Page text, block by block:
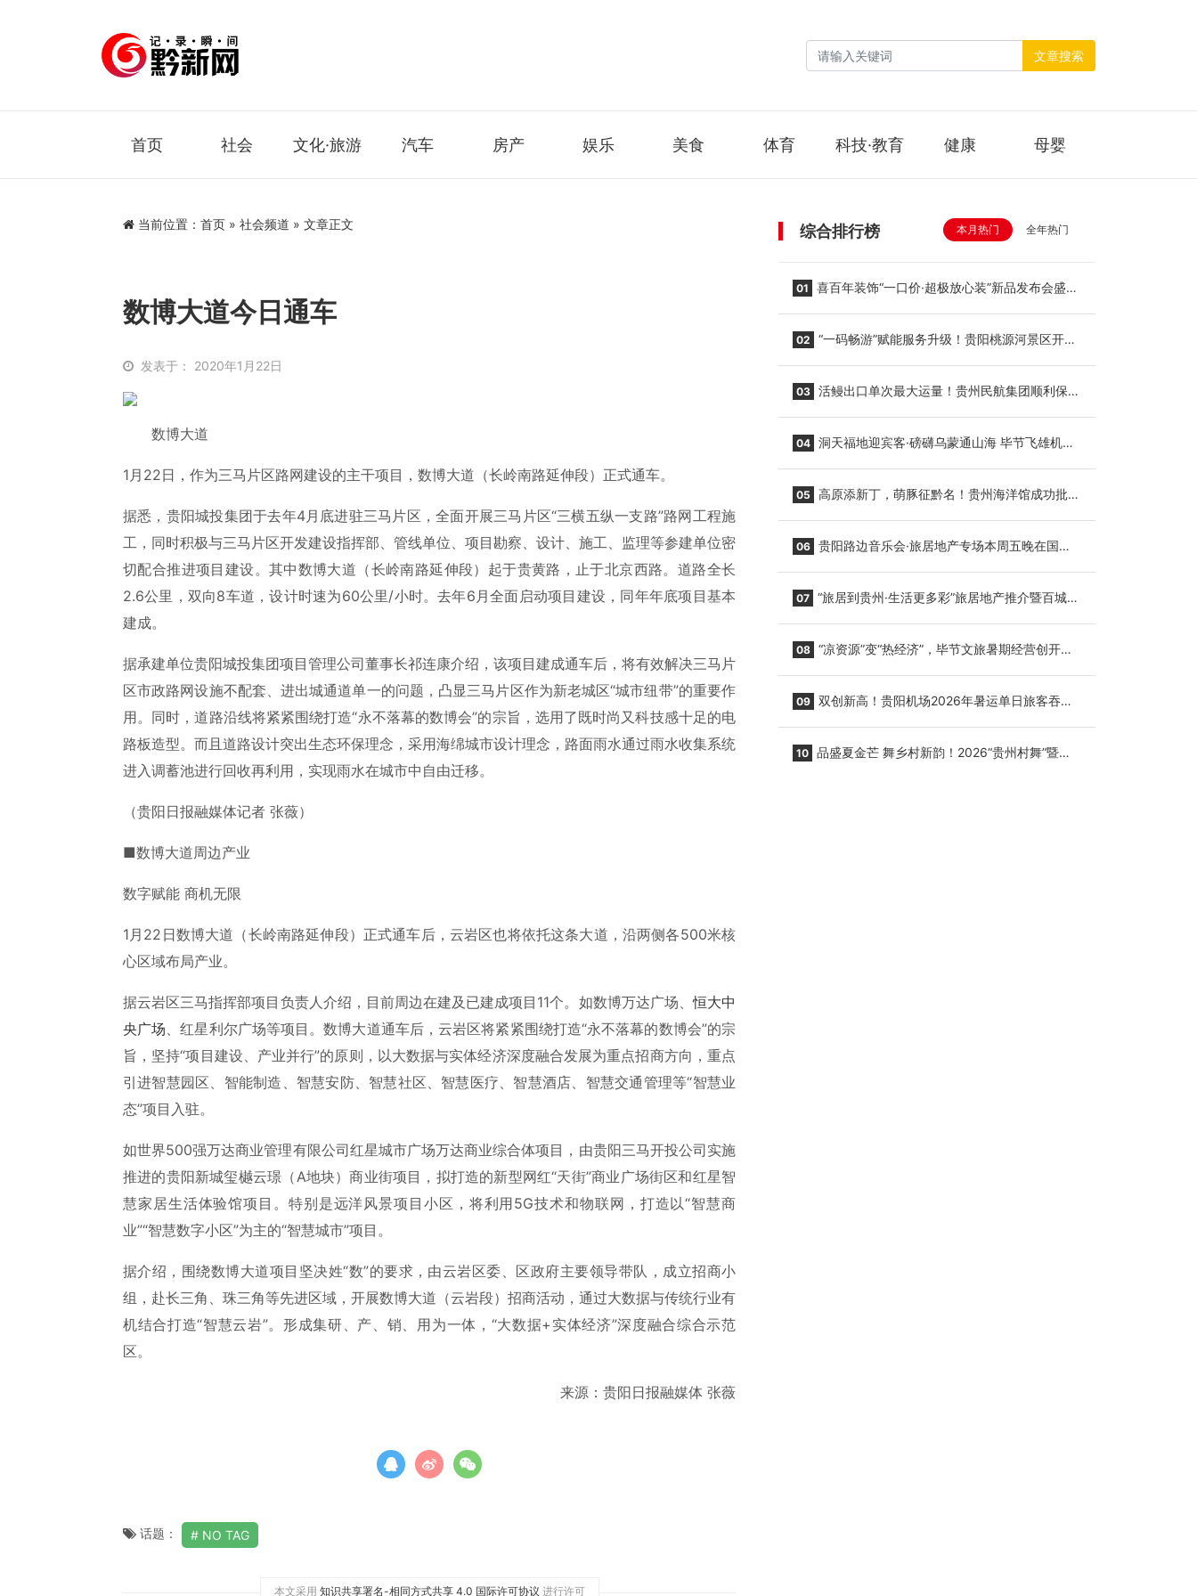
文章搜索
首页 社会 文化·旅游 汽车 房产 娱乐 美食 体育 科技·教育 健康 母婴
当前位置： 首页 » 社会频道 » 文章正文
数博大道今日通车
发表于： 2020年1月22日
数博大道
1月22日，作为三马片区路网建设的主干项目，数博大道（长岭南路延伸段）正式通车。
据悉，贵阳城投集团于去年4月底进驻三马片区，全面开展三马片区“三横五纵一支路”路网工程施
工，同时积极与三马片区开发建设指挥部、管线单位、项目勘察、设计、施工、监理等参建单位密
切配合推进项目建设。其中数博大道（长岭南路延伸段）起于贵黄路，止于北京西路。道路全长
2.6公里，双向8车道，设计时速为60公里/小时。去年6月全面启动项目建设，同年年底项目基本
建成。
据承建单位贵阳城投集团项目管理公司董事长祁连康介绍，该项目建成通车后，将有效解决三马片
区市政路网设施不配套、进出城通道单一的问题，凸显三马片区作为新老城区“城市纽带”的重要作
用。同时，道路沿线将紧紧围绕打造“永不落幕的数博会”的宗旨，选用了既时尚又科技感十足的电
路板造型。而且道路设计突出生态环保理念，采用海绵城市设计理念，路面雨水通过雨水收集系统
进入调蓄池进行回收再利用，实现雨水在城市中自由迁移。
（贵阳日报融媒体记者 张薇）
■数博大道周边产业
数字赋能 商机无限
1月22日数博大道（长岭南路延伸段）正式通车后，云岩区也将依托这条大道，沿两侧各500米核
心区域布局产业。
据云岩区三马指挥部项目负责人介绍，目前周边在建及已建成项目11个。如数博万达广场、恒大中
央广场、红星利尔广场等项目。数博大道通车后，云岩区将紧紧围绕打造“永不落幕的数博会”的宗
旨，坚持“项目建设、产业并行”的原则，以大数据与实体经济深度融合发展为重点招商方向，重点
引进智慧园区、智能制造、智慧安防、智慧社区、智慧医疗、智慧酒店、智慧交通管理等“智慧业
态”项目入驻。
如世界500强万达商业管理有限公司红星城市广场万达商业综合体项目，由贵阳三马开投公司实施
推进的贵阳新城玺樾云璟（A地块）商业街项目，拟打造的新型网红“天街”商业广场街区和红星智
慧家居生活体验馆项目。特别是远洋风景项目小区，将利用5G技术和物联网，打造以“智慧商
业”“智慧数字小区”为主的“智慧城市”项目。
据介绍，围绕数博大道项目坚决姓“数”的要求，由云岩区委、区政府主要领导带队，成立招商小
组，赴长三角、珠三角等先进区域，开展数博大道（云岩段）招商活动，通过大数据与传统行业有
机结合打造“智慧云岩”。形成集研、产、销、用为一体，“大数据+实体经济”深度融合综合示范
区。
来源：贵阳日报融媒体 张薇
话题： NO TAG
本文采用 知识共享署名-相同方式共享 4.0 国际许可协议 进行许可
综合排行榜 本月热门 全年热门
01 喜百年装饰“一口价·超极放心装”新品发布会盛大
02 “一码畅游”赋能服务升级！贵阳桃源河景区开
03 活鳗出口单次最大运量！贵州民航集团顺利保障
04 洞天福地迎宾客·磅礴乌蒙通山海 毕节飞雄机场
05 高原添新丁，萌豚征黔名！贵州海洋馆成功批量
06 贵阳路边音乐会·旅居地产专场本周五晚在国际
07 “旅居到贵州·生活更多彩”旅居地产推介暨百城千
08 “凉资源”变“热经济”，毕节文旅暑期经营创开门
09 双创新高！贵阳机场2026年暑运单日旅客吞吐
10 品盛夏金芒 舞乡村新韵！2026“贵州村舞”暨望